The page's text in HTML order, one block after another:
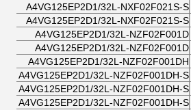
A4VG125EP2D1/32L-NXF02F021S-S
A4VG125EP2D1/32L-NXF02F021S-S
A4VG125EP2D1/32L-NZF02F001D
A4VG125EP2D1/32L-NZF02F001D
A4VG125EP2D1/32L-NZF02F001DH
A4VG125EP2D1/32L-NZF02F001DH-S
A4VG125EP2D1/32L-NZF02F001DH-S
A4VG125EP2D1/32L-NZF02F001DH-S